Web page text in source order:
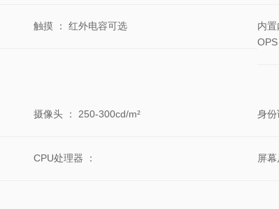
触摸 ： 红外电容可选 内
OPS
摄像头 ： 250-300cd/m² 身份
CPU处理器 ： 屏